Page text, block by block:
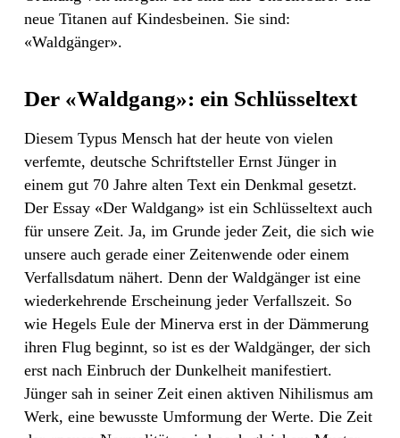
neue Titanen auf Kindesbeinen. Sie sind:
«Waldgänger».
Der «Waldgang»: ein Schlüsseltext
Diesem Typus Mensch hat der heute von vielen
verfemte, deutsche Schriftsteller Ernst Jünger in
einem gut 70 Jahre alten Text ein Denkmal gesetzt.
Der Essay «Der Waldgang» ist ein Schlüsseltext auch
für unsere Zeit. Ja, im Grunde jeder Zeit, die sich wie
unsere auch gerade einer Zeitenwende oder einem
Verfallsdatum nähert. Denn der Waldgänger ist eine
wiederkehrende Erscheinung jeder Verfallszeit. So
wie Hegels Eule der Minerva erst in der Dämmerung
ihren Flug beginnt, so ist es der Waldgänger, der sich
erst nach Einbruch der Dunkelheit manifestiert.
Jünger sah in seiner Zeit einen aktiven Nihilismus am
Werk, eine bewusste Umformung der Werte. Die Zeit